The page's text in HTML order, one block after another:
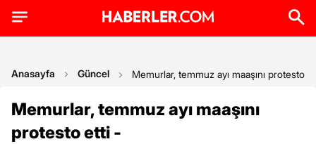
Anasayfa Güncel Memurlar, temmuz ayı maaşını protesto
Memurlar, temmuz ayı maaşını
protesto etti -